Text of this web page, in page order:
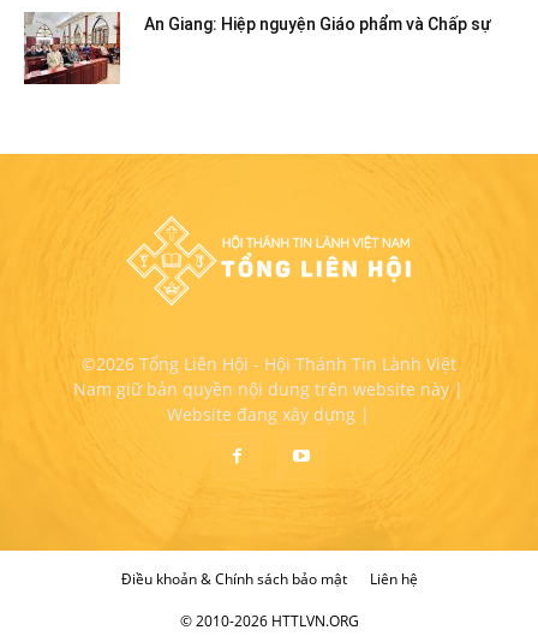
An Giang: Hiệp nguyện Giáo phẩm và Chấp sự
©2026 Tổng Liên Hội - Hội Thánh Tin Lành Việt
Nam giữ bản quyền nội dung trên website này |
Website đang xây dựng |
Điều khoản & Chính sách bảo mật Liên hệ
© 2010-2026 HTTLVN.ORG